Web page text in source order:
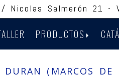
Nicolas Salmerón 21 -
PRODUCTOS
DURAN (MARCOS DE